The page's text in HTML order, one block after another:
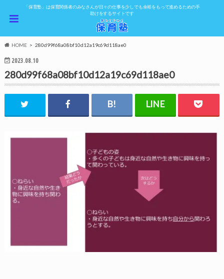
「保育塾」は保育関係者のみなさんが日々の仕事を少しでも余裕をもって進めるための手
助けをするサイトです
HOME 280d99f68a08bf10d12a19c69d118ae0
2023.08.10
280d99f68a08bf10d12a19c69d118ae0